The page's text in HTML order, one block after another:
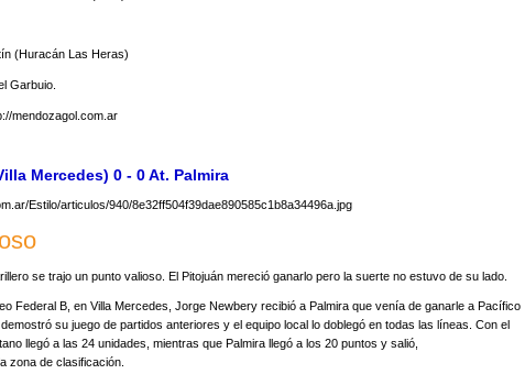
(Huracán Las Heras)
Garbuio.
mendozagol.com.ar
Mercedes) 0 - 0 At. Palmira
se trajo un punto valioso. El Pitojuán mereció ganarlo pero la suerte no estuvo de su lado.
Federal B, en Villa Mercedes, Jorge Newbery recibió a Palmira que venía de ganarle a Pacífico
su juego de partidos anteriores y el equipo local lo doblegó en todas las líneas. Con el
llegó a las 24 unidades, mientras que Palmira llegó a los 20 puntos y salió,
zona de clasificación.